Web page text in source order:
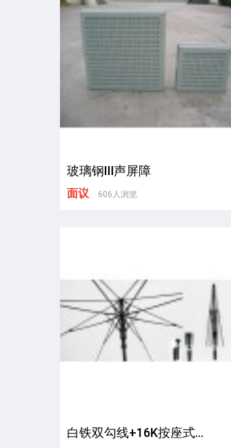
玻璃钢Ⅲ声屏障
面议 606人浏览
白铁双勾线+16K按座式...